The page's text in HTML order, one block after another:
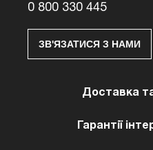
0 800 330 445
ЗВ'ЯЗАТИСЯ З НАМИ
Доставка
Гарантії